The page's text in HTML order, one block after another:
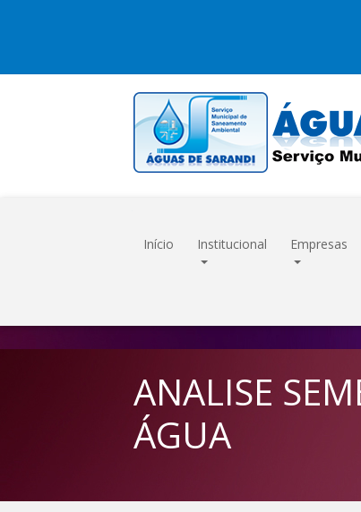
Início Institucional Empresas
ANALISE
ÁGUA